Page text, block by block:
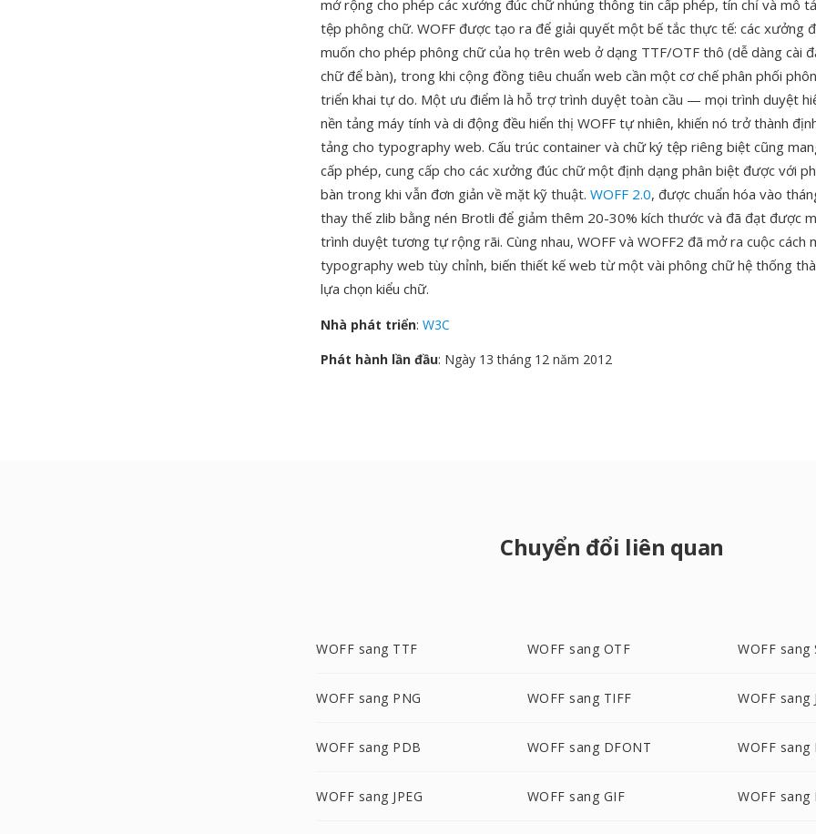
mở rộng cho phép các xưởng đúc chữ nhúng thông tin cấp phép, tín chỉ và mô
tệp phông chữ. WOFF được tạo ra để giải quyết một bế tắc thực tế: các xưởng
muốn cho phép phông chữ của họ trên web ở dạng TTF/OTF thô (dễ dàng cài
chữ để bàn), trong khi cộng đồng tiêu chuẩn web cần một cơ chế phân phối
triển khai tự do. Một ưu điểm là hỗ trợ trình duyệt toàn cầu — mọi trình duyệt
nền tảng máy tính và di động đều hiển thị WOFF tự nhiên, khiến nó trở thành
tảng cho typography web. Cấu trúc container và chữ ký tệp riêng biệt cũng
cấp phép, cung cấp cho các xưởng đúc chữ một định dạng phân biệt được với
bàn trong khi vẫn đơn giản về mặt kỹ thuật. WOFF 2.0, được chuẩn hóa vào
thay thế zlib bằng nén Brotli để giảm thêm 20-30% kích thước và đã đạt được
trình duyệt tương tự rộng rãi. Cùng nhau, WOFF và WOFF2 đã mở ra cuộc cách
typography web tùy chỉnh, biến thiết kế web từ một vài phông chữ hệ thống
lựa chọn kiểu chữ.
Nhà phát triển: W3C
Phát hành lần đầu: Ngày 13 tháng 12 năm 2012
Chuyển đổi liên quan
WOFF sang TTF WOFF sang OTF WOFF sang
WOFF sang PNG WOFF sang TIFF WOFF sang
WOFF sang PDB WOFF sang DFONT WOFF sang
WOFF sang JPEG WOFF sang GIF WOFF sang